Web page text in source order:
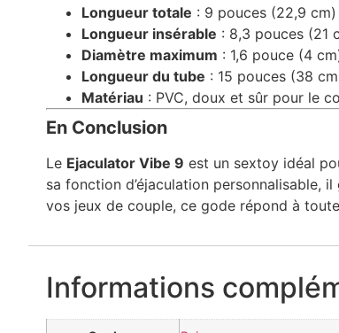
Longueur totale : 9 pouces (22,9 cm)
Longueur insérable : 8,3 pouces (21
Diamètre maximum : 1,6 pouce (4
Longueur du tube : 15 pouces (38
Matériau : PVC, doux et sûr pour le
En Conclusion
Le Ejaculator Vibe 9 est un sextoy idéal
sa fonction d’éjaculation personnalisable,
vos jeux de couple, ce gode répond à
Informations